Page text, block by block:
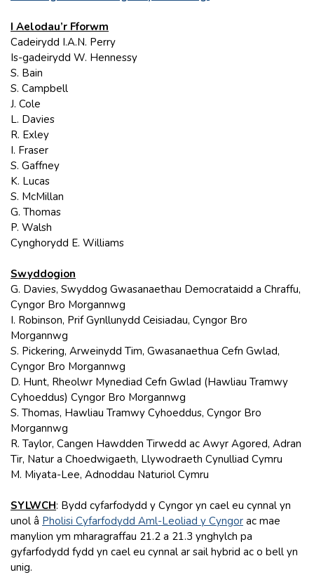
I Aelodau’r Fforwm
Cadeirydd I.A.N. Perry
Is-gadeirydd W. Hennessy
S. Bain
S. Campbell
J. Cole
L. Davies
R. Exley
I. Fraser
S. Gaffney
K. Lucas
S. McMillan
G. Thomas
P. Walsh
Cynghorydd E. Williams
Swyddogion
G. Davies, Swyddog Gwasanaethau Democrataidd a Chraffu,
Cyngor Bro Morgannwg
I. Robinson, Prif Gynllunydd Ceisiadau, Cyngor Bro
Morgannwg
S. Pickering, Arweinydd Tim, Gwasanaethua Cefn Gwlad,
Cyngor Bro Morgannwg
D. Hunt, Rheolwr Mynediad Cefn Gwlad (Hawliau Tramwy
Cyhoeddus) Cyngor Bro Morgannwg
S. Thomas, Hawliau Tramwy Cyhoeddus, Cyngor Bro
Morgannwg
R. Taylor, Cangen Hawdden Tirwedd ac Awyr Agored, Adran
Tir, Natur a Choedwigaeth, Llywodraeth Cynulliad Cymru
M. Miyata-Lee, Adnoddau Naturiol Cymru
SYLWCH: Bydd cyfarfodydd y Cyngor yn cael eu cynnal yn
unol â Pholisi Cyfarfodydd Aml-Leoliad y Cyngor ac mae
manylion ym mharagraffau 21.2 a 21.3 ynghylch pa
gyfarfodydd fydd yn cael eu cynnal ar sail hybrid ac o bell yn
unig.